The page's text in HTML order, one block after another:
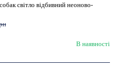
світло відбивний неоново-
В наявності